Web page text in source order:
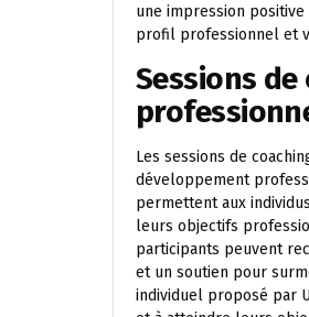
une impression
profil professionnel et
Sessions
Les sessions de
développement
permettent aux
leurs objectifs
participants peuvent
et un soutien pour
individuel proposé par